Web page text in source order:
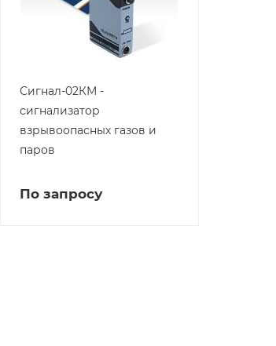
Сигнал-02КМ -
сигнализатор
взрывоопасных газов и
паров
По запросу